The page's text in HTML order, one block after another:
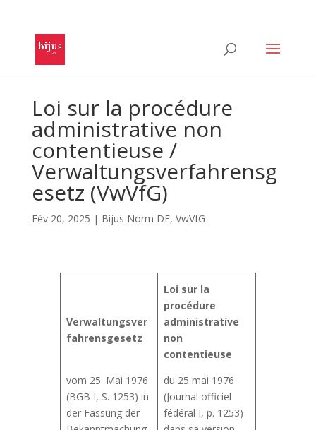
Loi sur la procédure
administrative non
contentieuse /
Verwaltungsverfahrensg
esetz (VwVfG)
Fév 20, 2025 | Bijus Norm DE, VwVfG
Verwaltungsver
fahrensgesetz
vom 25. Mai 1976
(BGB I, S. 1253) in
der Fassung der
Loi sur la
procédure
administrative
non
contentieuse
du 25 mai 1976
(Journal officiel
fédéral I, p. 1253)